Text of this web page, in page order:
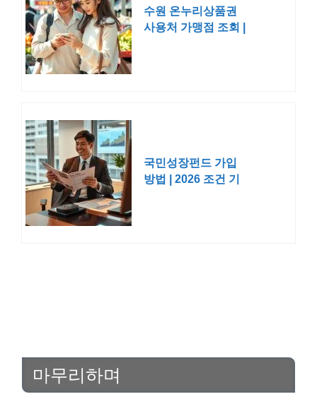
수원 온누리상품권
사용처 가맹점 조회 |
국민성장펀드 가입
방법 | 2026 조건 기
마무리하며